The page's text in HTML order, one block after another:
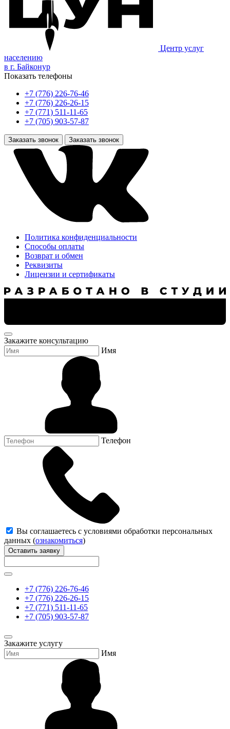
Центр услуг
населению
в г. Байконур
Показать телефоны
+7 (776) 226-76-46
+7 (776) 226-26-15
+7 (771) 511-11-65
+7 (705) 903-57-87
Заказать звонок Заказать звонок
Политика конфиденциальности
Способы оплаты
Возврат и обмен
Реквизиты
Лицензии и сертификаты
Закажите консультацию
Имя
Телефон
Вы соглашаетесь с условиями обработки персональных
данных (ознакомиться)
Оставить заявку
+7 (776) 226-76-46
+7 (776) 226-26-15
+7 (771) 511-11-65
+7 (705) 903-57-87
Закажите услугу
Имя